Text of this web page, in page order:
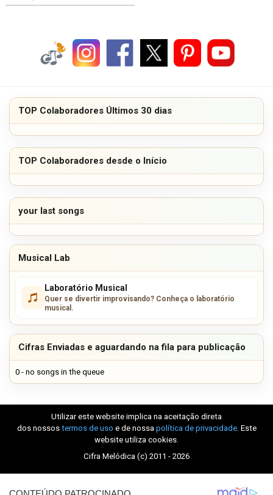
TOP Colaboradores Últimos 30 dias
TOP Colaboradores desde o Início
your last songs
Musical Lab
Laboratório Musical
Quer se divertir improvisando? Conheça o laboratório
musical.
Cifras Enviadas e aguardando na fila para publicação
0 - no songs in the queue
Utilizar este website implica na aceitação direta
dos nossos termos de uso e de nossa política de privacidade. Este
website utiliza cookies.
Cifra Melódica (c) 2011 - 2026